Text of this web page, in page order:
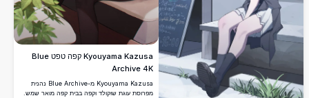
Kyouyama Kazusa קפה טפט Blue
Archive 4K
Kyouyama Kazusa מ-Blue Archive נהנית
מפרוסת עוגת שוקולד וקפה בבית קפה מואר שמש.